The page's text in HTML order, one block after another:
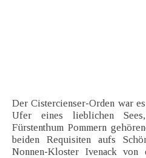
Der Cistercienser-Orden war
Ufer eines lieblichen
Fürstenthum Pommern
beiden Requisiten aufs
Nonnen-Kloster Ivenack